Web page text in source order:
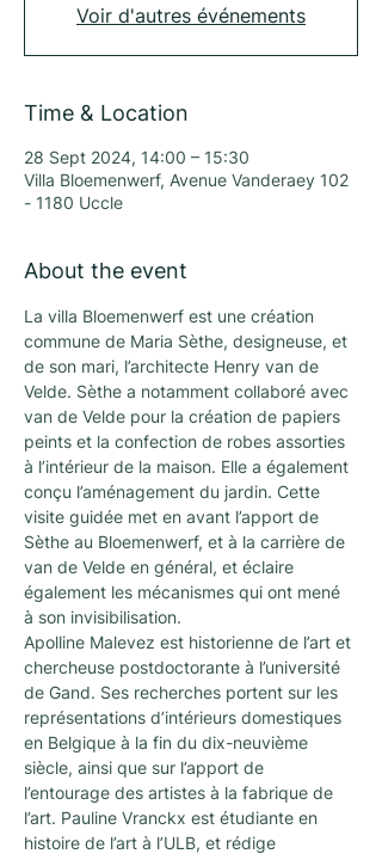
Voir d'autres événements
Time & Location
28 Sept 2024, 14:00 – 15:30
Villa Bloemenwerf, Avenue Vanderaey 102
- 1180 Uccle
About the event
La villa Bloemenwerf est une création
commune de Maria Sèthe, designeuse, et
de son mari, l’architecte Henry van de
Velde. Sèthe a notamment collaboré avec
van de Velde pour la création de papiers
peints et la confection de robes assorties
à l’intérieur de la maison. Elle a également
conçu l’aménagement du jardin. Cette
visite guidée met en avant l’apport de
Sèthe au Bloemenwerf, et à la carrière de
van de Velde en général, et éclaire
également les mécanismes qui ont mené
à son invisibilisation.
Apolline Malevez est historienne de l’art et
chercheuse postdoctorante à l’université
de Gand. Ses recherches portent sur les
représentations d’intérieurs domestiques
en Belgique à la fin du dix-neuvième
siècle, ainsi que sur l’apport de
l’entourage des artistes à la fabrique de
l’art. Pauline Vranckx est étudiante en
histoire de l’art à l’ULB, et rédige